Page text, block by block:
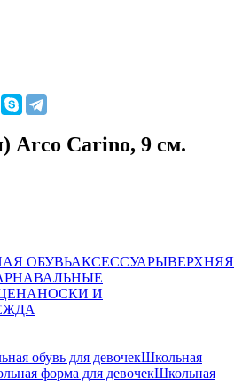
Arco Carino, 9 см.
ОБУВЬАКСЕССУАРЫВЕРХНЯЯ
НОСКИ И
обувь для девочекШкольная
форма для девочекШкольная